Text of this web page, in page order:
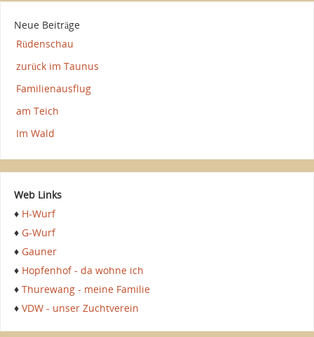
Neue Beiträge
Rüdenschau
zurück im Taunus
Familienausflug
am Teich
Im Wald
Web Links
♦ H-Wurf
♦ G-Wurf
♦ Gauner
♦ Hopfenhof - da wohne ich
♦ Thurewang - meine Familie
♦ VDW - unser Zuchtverein